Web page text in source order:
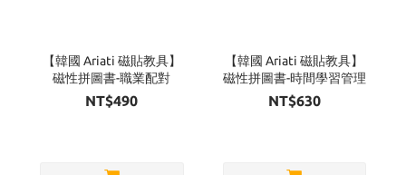
【韓國 Ariati 磁貼教具】
磁性拼圖書-職業配對
NT$490
【韓國 Ariati 磁貼教具】
磁性拼圖書-時間學習管理
NT$630